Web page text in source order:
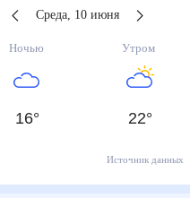
Среда 10июня
Ночью
16°
Утром
22°
Источник данных